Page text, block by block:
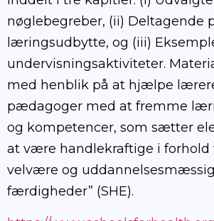
nøglebegreber, (ii) Deltagende
læringsudbytte, og (iii)
undervisningsaktiviteter.
med henblik på at hjælpe
pædagoger med at fremme
og kompetencer, som sætter
at være handlekraftige i forhold
velvære og
færdigheder” (SHE).